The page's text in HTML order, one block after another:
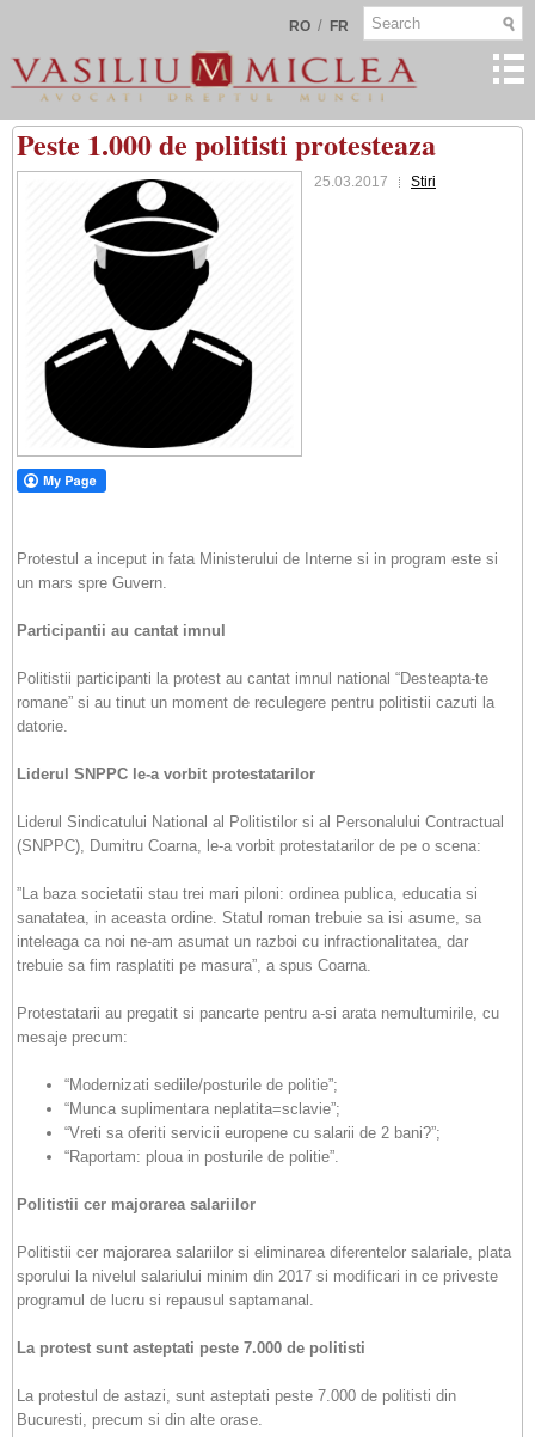
RO / FR
Peste 1.000 de politisti protesteaza
25.03.2017 Stiri
Protestul a inceput in fata Ministerului de Interne si in program este si
un mars spre Guvern.
Participantii au cantat imnul
Politistii participanti la protest au cantat imnul national “Desteapta-te
romane” si au tinut un moment de reculegere pentru politistii cazuti la
datorie.
Liderul SNPPC le-a vorbit protestatarilor
Liderul Sindicatului National al Politistilor si al Personalului Contractual
(SNPPC), Dumitru Coarna, le-a vorbit protestatarilor de pe o scena:
”La baza societatii stau trei mari piloni: ordinea publica, educatia si
sanatatea, in aceasta ordine. Statul roman trebuie sa isi asume, sa
inteleaga ca noi ne-am asumat un razboi cu infractionalitatea, dar
trebuie sa fim rasplatiti pe masura”, a spus Coarna.
Protestatarii au pregatit si pancarte pentru a-si arata nemultumirile, cu
mesaje precum:
“Modernizati sediile/posturile de politie”;
“Munca suplimentara neplatita=sclavie”;
“Vreti sa oferiti servicii europene cu salarii de 2 bani?”;
“Raportam: ploua in posturile de politie”.
Politistii cer majorarea salariilor
Politistii cer majorarea salariilor si eliminarea diferentelor salariale, plata
sporului la nivelul salariului minim din 2017 si modificari in ce priveste
programul de lucru si repausul saptamanal.
La protest sunt asteptati peste 7.000 de politisti
La protestul de astazi, sunt asteptati peste 7.000 de politisti din
Bucuresti, precum si din alte orase.